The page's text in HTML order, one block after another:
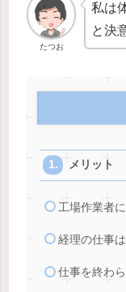
たつお
私は
と決
メリット
工場作業者
経理の仕事
仕事を終わ